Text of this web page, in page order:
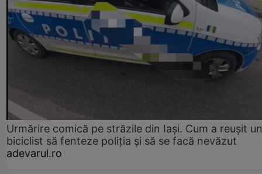
Urmărire comică pe străzile din Iași. Cum a reușit un
biciclist să fenteze poliția și să se facă nevăzut
adevarul.ro